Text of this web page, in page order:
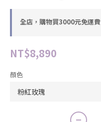
全店，購物買3000元免運費
NT$8,890
顏色